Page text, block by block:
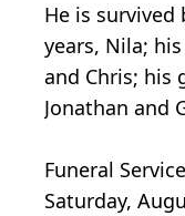
He is
years, Nila;
and Chris; his
Jonathan and
Funeral
Saturday,